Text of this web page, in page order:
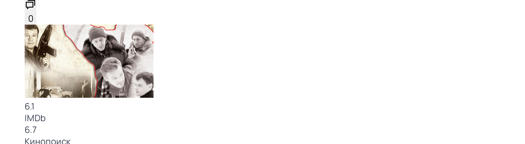
0
6.1
IMDb
6.7
Кинопоиск